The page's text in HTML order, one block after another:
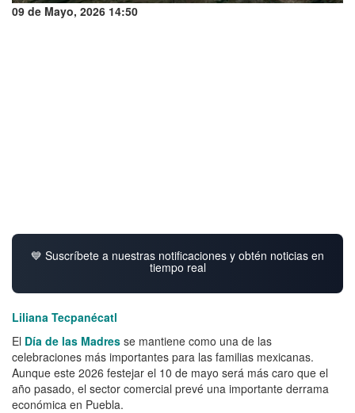
09 de Mayo, 2026 14:50
💙 Suscríbete a nuestras notificaciones y obtén noticias en
tiempo real
Liliana Tecpanécatl
El Día de las Madres se mantiene como una de las
celebraciones más importantes para las familias mexicanas.
Aunque este 2026 festejar el 10 de mayo será más caro que el
año pasado, el sector comercial prevé una importante derrama
económica en Puebla.